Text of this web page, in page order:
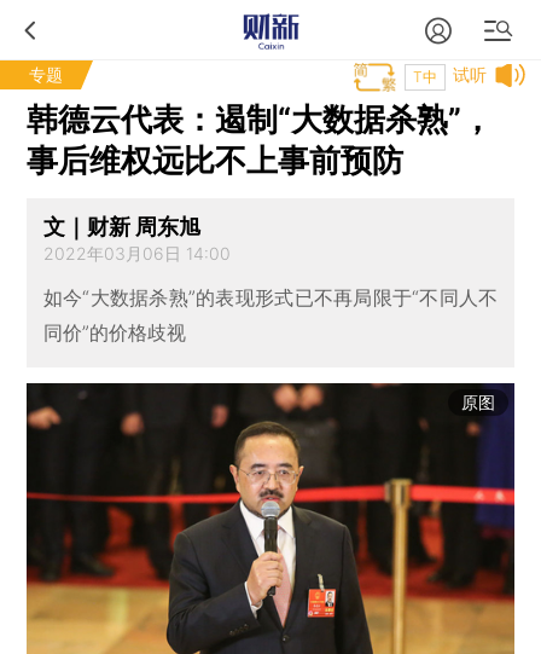
专题 试听
T中
韩德云代表：遏制“大数据杀熟”，
事后维权远比不上事前预防
文｜财新 周东旭
2022年03月06日 14:00
如今“大数据杀熟”的表现形式已不再局限于“不同人不
同价”的价格歧视
原图